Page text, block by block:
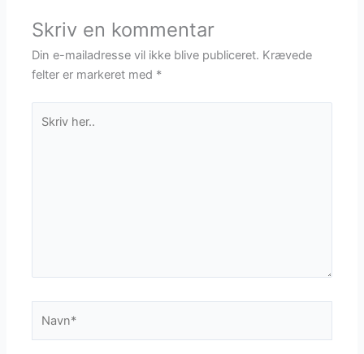
Skriv en kommentar
Din e-mailadresse vil ikke blive publiceret. Krævede
felter er markeret med *